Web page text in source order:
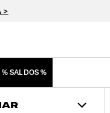
>
% SALDOS %